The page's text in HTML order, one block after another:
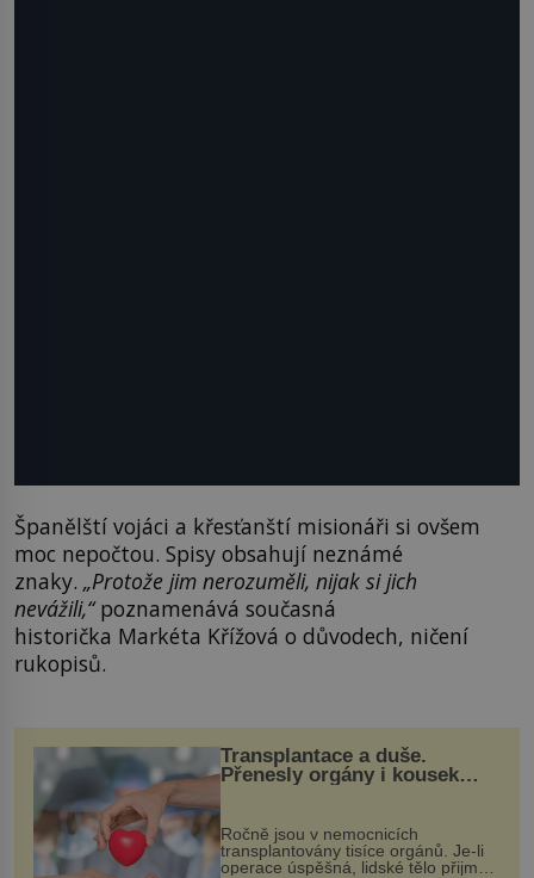
Španělští vojáci a křesťanští misionáři si ovšem
moc nepočtou. Spisy obsahují neznámé
znaky. „Protože jim nerozuměli, nijak si jich
nevážili,“poznamenává současná
historička Markéta Křížová o důvodech, ničení
rukopisů.
Transplantace a duše.
Přenesly orgány i kousek
Ročně jsou v nemocnicích
transplantovány tisíce orgánů. Je-li
operace úspěšná, lidské tělo přijme